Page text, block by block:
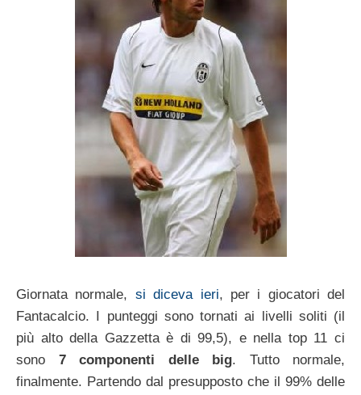
Giornata normale, si diceva ieri, per i giocatori del
Fantacalcio. I punteggi sono tornati ai livelli soliti (il
più alto della Gazzetta è di 99,5), e nella top 11 ci
sono 7 componenti delle big. Tutto normale,
finalmente. Partendo dal presupposto che il 99% delle